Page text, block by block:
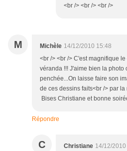
<br /> <br /> <br />
M Michèle 14/12/2010 15:48
<br /> <br /> C'est magnifique
véranda !!! J'aime bien la photo
penchée...On laisse faire son
de ces dessins faits<br /> par la
Bises Christiane et bonne
Répondre
C Christiane 14/12/